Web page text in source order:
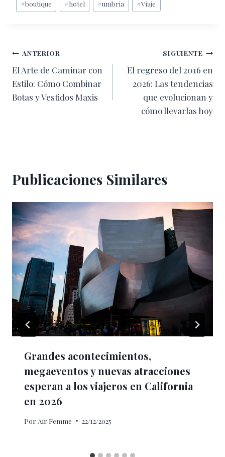
de
#boutique #hotel #umbria #Viaje
Navegación
de
entradas
ANTERIOR
El Arte de Caminar con
Estilo: Cómo Combinar
Botas y Vestidos Maxis
SIGUIENTE
El regreso del 2016 en
2026: Las tendencias
que evolucionan y
cómo llevarlas hoy
Publicaciones Similares
Grandes acontecimientos,
megaeventos y nuevas atracciones
esperan a los viajeros en California
en 2026
Por Air Femme 22/12/2025